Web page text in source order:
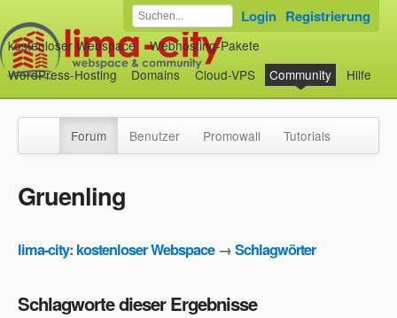
kostenloser Webspace
Webhosting-Pakete
WordPress-Hosting
Domains Cloud-VPS Community Hilfe
Login Registrierung
Forum Benutzer Promowall Tutorials
Gruenling
lima-city: kostenloser Webspace→Schlagwörter
Schlagworte dieser Ergebnisse